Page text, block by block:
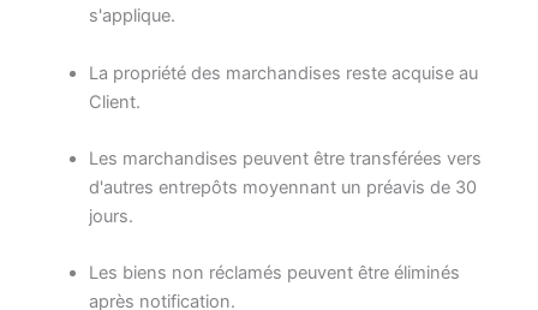
s'applique.
La propriété des marchandises reste acquise au
Client.
Les marchandises peuvent être transférées vers
d'autres entrepôts moyennant un préavis de 30
jours.
Les biens non réclamés peuvent être éliminés
après notification.